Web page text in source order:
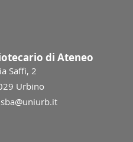
di Ateneo
Saffi, 2
Urbino